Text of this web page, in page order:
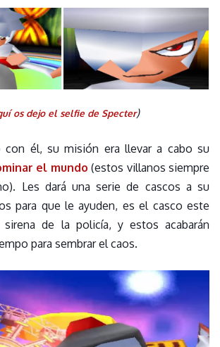
os dejo el selfie de Specter)
con él, su misión era llevar a cabo su
el mundo (estos villanos siempre
Les dará una serie de cascos a su
para que le ayuden, es el casco este
sirena de la policía, y estos acabarán
para sembrar el caos.